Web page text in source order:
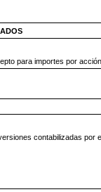
para importes por
contabilizadas por